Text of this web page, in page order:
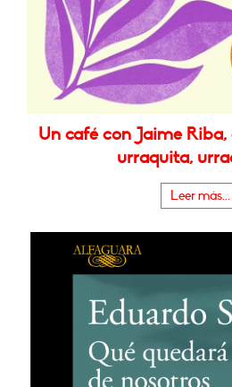
Un café con Jaime
urraquita,
Leer más...